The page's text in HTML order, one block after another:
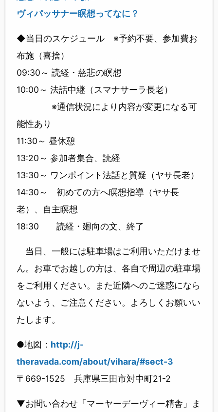
ヴィパッサナー瞑想ってなに？
◆当日のスケジュール ※予約不要、参加費お
布施（喜捨）
09:30～ 読経・慈悲の瞑想
10:00～ 法話中継（スマナサーラ長老）
※通信状況により内容が変更になる可
能性あり
11:30～ 昼休憩
13:20～ 参加者集合、読経
13:30～ ワンポイント法話と質疑（ヤサ長老）
14:30～ 初めての方へ瞑想指導（ヤサ長
老）、自主瞑想
18:30 読経・廻向の文、終了
当日、一般には駐車場はご利用いただけませ
ん。お車でお越しの方は、各自で周辺の駐車場
をご利用ください。また近隣へのご迷惑になら
ないよう、ご注意ください。よろしくお願いい
たします。
●地図： http://j-
theravada.com/about/vihara/#sect-3
〒669-1525 兵庫県三田市対中町21-2
▼お問い合わせ「マーヤーデーヴィー精舎」ま